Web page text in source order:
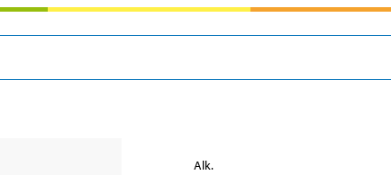
Alk.